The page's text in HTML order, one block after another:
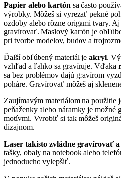
Papier alebo kartón sa často
výrobky. Môžeš si vyrezať pekné
ozdoby alebo rôzne origami tvary.
gravírovať. Maslový kartón je
pri tvorbe modelov, budov a
Ďalší obľúbený materiál je akryl.
vzhľad a ľahko sa gravíruje. Vďaka
sa bez problémov dajú gravírom
poháre. Gravírovať môžeš aj
Zaujímavým materiálom na použitie
peňaženky alebo náramky je možné
motívmi. Vyrobiť si tak môžeš
dizajnom.
Laser takisto zvládne gravírovať
tašky, obaly na notebook alebo
jednoducho vylepšiť.